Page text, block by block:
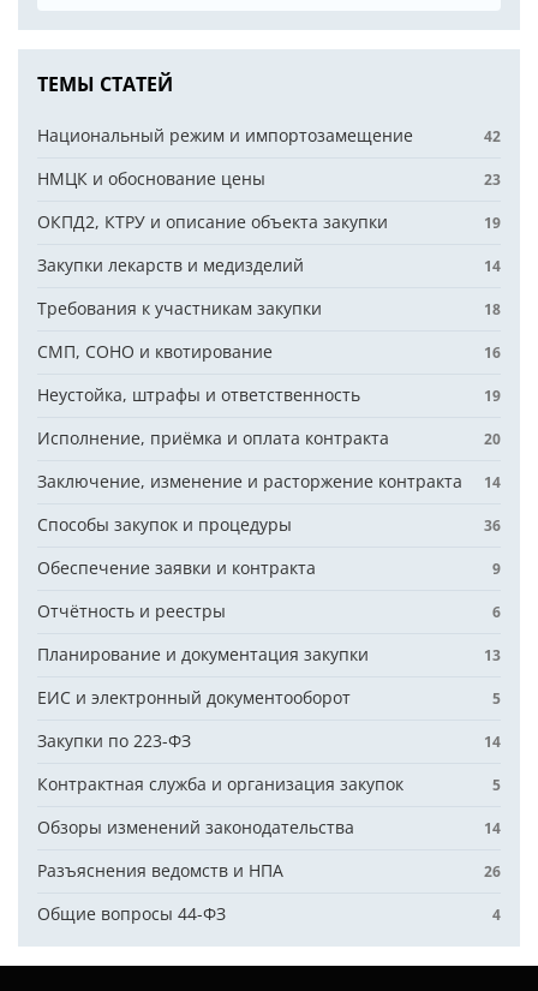
ТЕМЫ СТАТЕЙ
Национальный режим и импортозамещение 42
НМЦК и обоснование цены 23
ОКПД2, КТРУ и описание объекта закупки 19
Закупки лекарств и медизделий 14
Требования к участникам закупки 18
СМП, СОНО и квотирование 16
Неустойка, штрафы и ответственность 19
Исполнение, приёмка и оплата контракта 20
Заключение, изменение и расторжение контракта 14
Способы закупок и процедуры 36
Обеспечение заявки и контракта 9
Отчётность и реестры 6
Планирование и документация закупки 13
ЕИС и электронный документооборот 5
Закупки по 223-ФЗ 14
Контрактная служба и организация закупок 5
Обзоры изменений законодательства 14
Разъяснения ведомств и НПА 26
Общие вопросы 44-ФЗ 4